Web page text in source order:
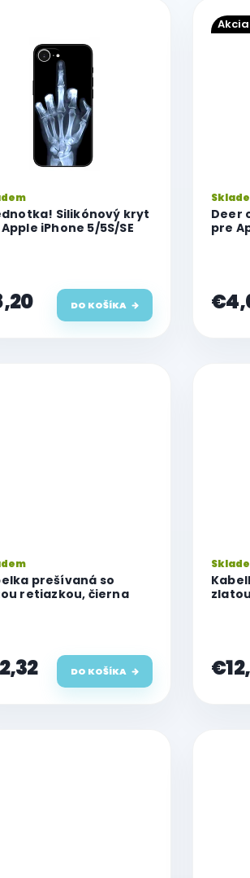
Silikónový kryt
iPhone 5/5S/SE
DO KOŠÍKA
Akcia
Deer
pre
prešívaná so
retiazkou, čierna
DO KOŠÍKA